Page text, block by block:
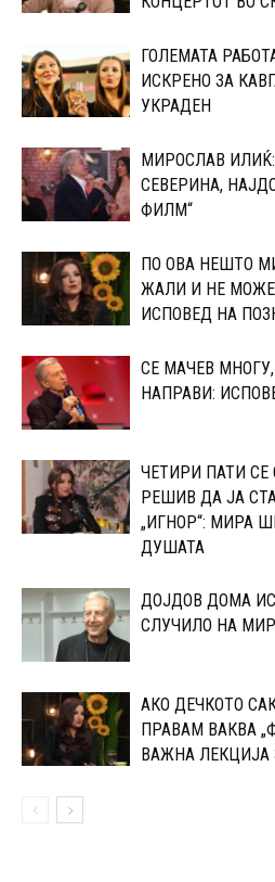
ГОЛЕМАТА
ИСКРЕНО ЗА
УКРАДЕН
МИРОСЛАВ
СЕВЕРИНА,
ФИЛМ“
ПО ОВА НЕШТО
ЖАЛИ И НЕ
ИСПОВЕД НА
СЕ МАЧЕВ
НАПРАВИ:
ЧЕТИРИ ПАТИ
РЕШИВ ДА ЈА
„ИГНОР“: МИРА
ДУШАТА
ДОЈДОВ ДОМА
СЛУЧИЛО НА
АКО ДЕЧКОТО
ПРАВАМ ВАКВА
ВАЖНА ЛЕКЦИЈА